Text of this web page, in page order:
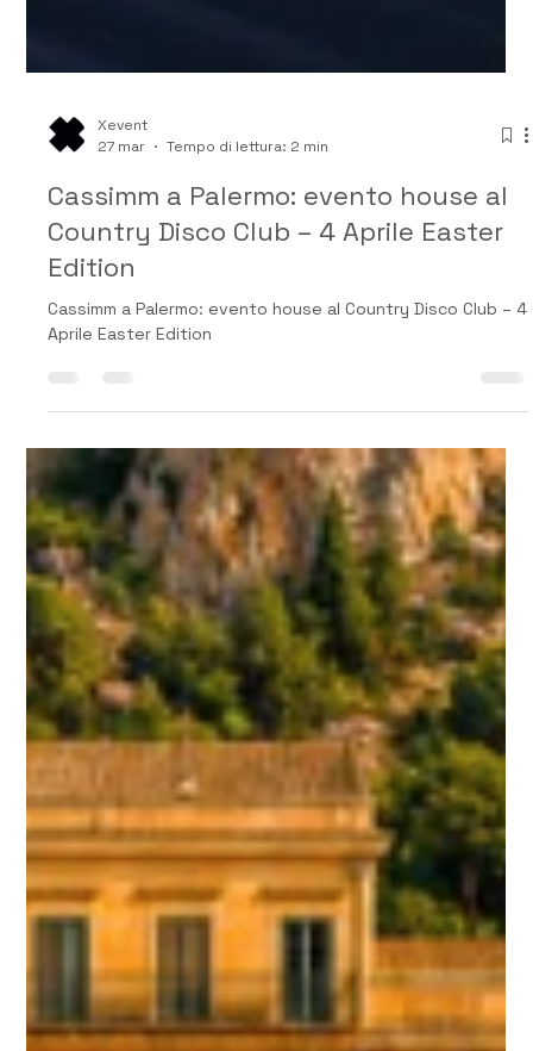
Xevent
Cassimm a Palermo: evento house al
Country Disco Club – 4 Aprile Easter
Edition
Cassimm a Palermo: evento house al Country Disco Club – 4
Aprile Easter Edition